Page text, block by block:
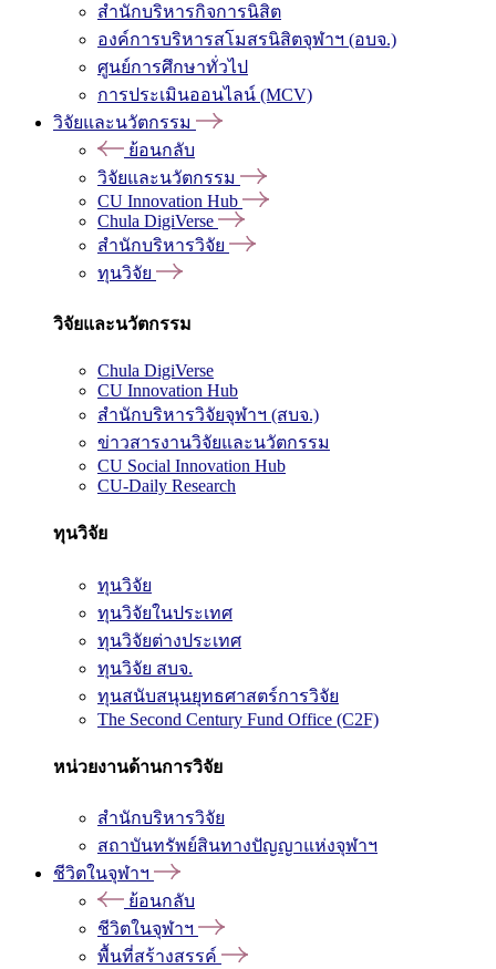
สำนักบริหารกิจการนิสิต
องค์การบริหารสโมสรนิสิตจุฬาฯ (อบจ.)
ศูนย์การศึกษาทั่วไป
การประเมินออนไลน์ (MCV)
วิจัยและนวัตกรรม
ย้อนกลับ
วิจัยและนวัตกรรม
CU Innovation Hub
Chula DigiVerse
สำนักบริหารวิจัย
ทุนวิจัย
วิจัยและนวัตกรรม
Chula DigiVerse
CU Innovation Hub
สำนักบริหารวิจัยจุฬาฯ (สบจ.)
ข่าวสารงานวิจัยและนวัตกรรม
CU Social Innovation Hub
CU-Daily Research
ทุนวิจัย
ทุนวิจัย
ทุนวิจัยในประเทศ
ทุนวิจัยต่างประเทศ
ทุนวิจัย สบจ.
ทุนสนับสนุนยุทธศาสตร์การวิจัย
The Second Century Fund Office (C2F)
หน่วยงานด้านการวิจัย
สำนักบริหารวิจัย
สถาบันทรัพย์สินทางปัญญาแห่งจุฬาฯ
ชีวิตในจุฬาฯ
ย้อนกลับ
ชีวิตในจุฬาฯ
พื้นที่สร้างสรรค์